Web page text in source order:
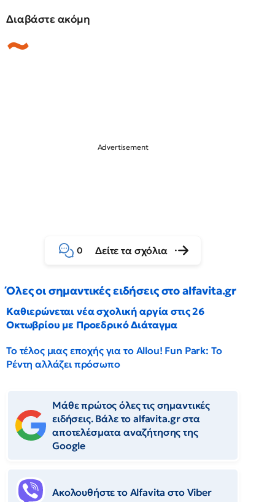
Διαβάστε ακόμη
0 Δείτε τα σχόλια
Όλες οι σημαντικές ειδήσεις στο alfavita.gr
Καθιερώνεται νέα σχολική αργία στις 26
Οκτωβρίου με Προεδρικό Διάταγμα
Το τέλος μιας εποχής για το Allou! Fun Park: Το
Ρέντη αλλάζει πρόσωπο
Μάθε πρώτος όλες τις σημαντικές
ειδήσεις. Βάλε το alfavita.gr στα
αποτελέσματα αναζήτησης της
Google
Ακολουθήστε το Αlfavita στο Viber